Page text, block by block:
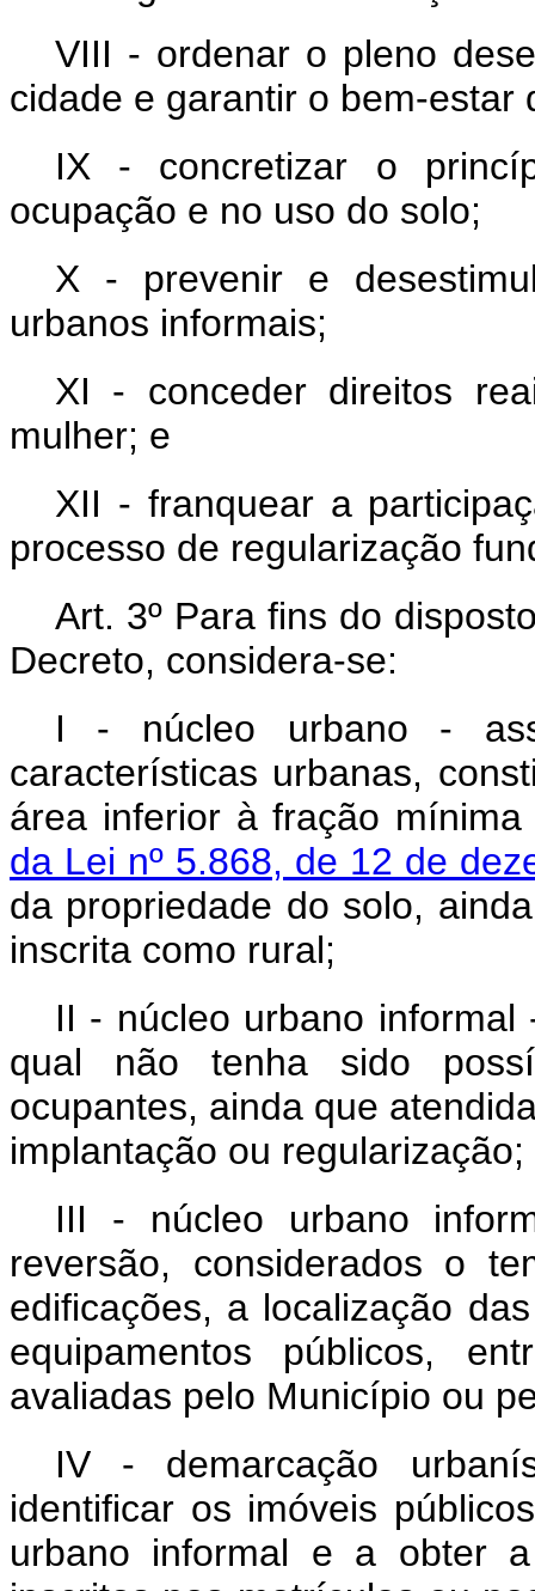
VIII - ordenar o pleno
cidade e garantir o bem-estar
IX - concretizar o
ocupação e no uso do solo;
X - prevenir e
urbanos informais;
XI - conceder direitos
mulher; e
XII - franquear a
processo de regularização
Art. 3º Para fins do
Decreto, considera-se:
I - núcleo urbano -
características urbanas,
área inferior à fração
da Lei nº 5.868, de 12 de
da propriedade do solo,
inscrita como rural;
II - núcleo urbano
qual não tenha sido
ocupantes, ainda que
implantação ou regularização;
III - núcleo urbano
reversão, considerados o
edificações, a localização
equipamentos públicos,
avaliadas pelo Município ou
IV - demarcação
identificar os imóveis
urbano informal e a obter